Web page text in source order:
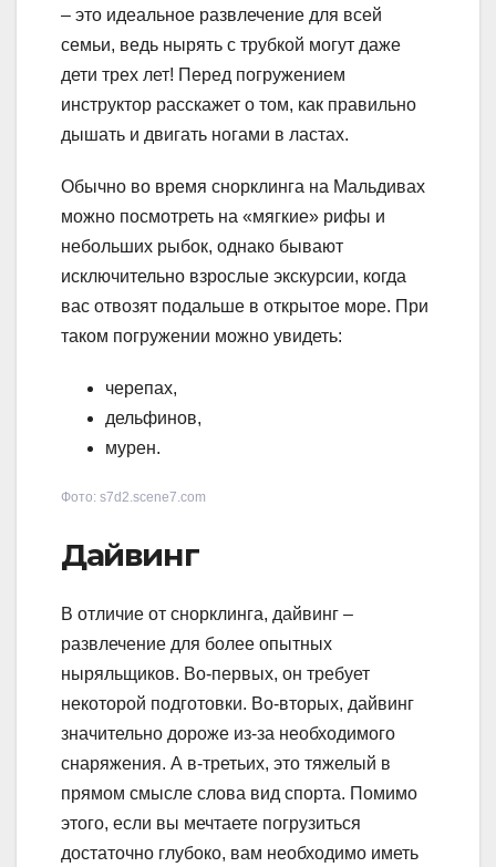
– это идеальное развлечение для всей
семьи, ведь нырять с трубкой могут даже
дети трех лет! Перед погружением
инструктор расскажет о том, как правильно
дышать и двигать ногами в ластах.
Обычно во время снорклинга на Мальдивах
можно посмотреть на «мягкие» рифы и
небольших рыбок, однако бывают
исключительно взрослые экскурсии, когда
вас отвозят подальше в открытое море. При
таком погружении можно увидеть:
черепах,
дельфинов,
мурен.
Фото: s7d2.scene7.com
Дайвинг
В отличие от снорклинга, дайвинг –
развлечение для более опытных
ныряльщиков. Во-первых, он требует
некоторой подготовки. Во-вторых, дайвинг
значительно дороже из-за необходимого
снаряжения. А в-третьих, это тяжелый в
прямом смысле слова вид спорта. Помимо
этого, если вы мечтаете погрузиться
достаточно глубоко, вам необходимо иметь